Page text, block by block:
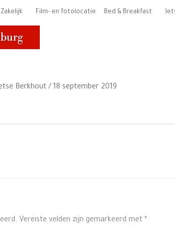
Zakelijk Film- en fotolocatie Bed & Breakfast
Berkhout / 18 september 2019
Vereiste velden zijn gemarkeerd met *